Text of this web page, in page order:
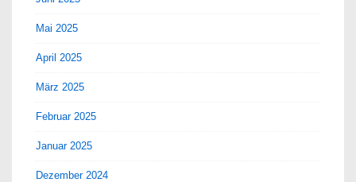
Mai 2025
April 2025
März 2025
Februar 2025
Januar 2025
Dezember 2024